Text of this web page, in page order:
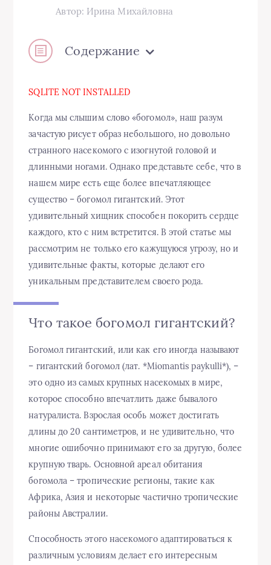
Автор: Ирина Михайловна
Содержание
SQLITE NOT INSTALLED
Когда мы слышим слово «богомол», наш разум
зачастую рисует образ небольшого, но довольно
странного насекомого с изогнутой головой и
длинными ногами. Однако представьте себе, что в
нашем мире есть еще более впечатляющее
существо – богомол гигантский. Этот
удивительный хищник способен покорить сердце
каждого, кто с ним встретится. В этой статье мы
рассмотрим не только его кажущуюся угрозу, но и
удивительные факты, которые делают его
уникальным представителем своего рода.
Что такое богомол гигантский?
Богомол гигантский, или как его иногда называют
– гигантский богомол (лат. *Miomantis paykulli*), –
это одно из самых крупных насекомых в мире,
которое способно впечатлить даже бывалого
натуралиста. Взрослая особь может достигать
длины до 20 сантиметров, и не удивительно, что
многие ошибочно принимают его за другую, более
крупную тварь. Основной ареал обитания
богомола – тропические регионы, такие как
Африка, Азия и некоторые частично тропические
районы Австралии.
Способность этого насекомого адаптироваться к
различным условиям делает его интересным